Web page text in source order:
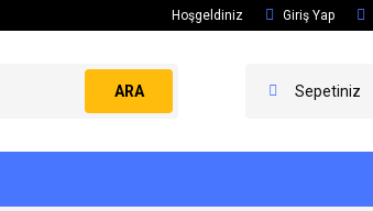
Hoşgeldiniz Giriş Yap
ARA Sepetiniz